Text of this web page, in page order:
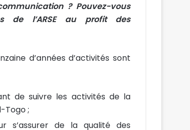
? Pouvez-vous
de l’ARSE au profit des
d’années d’activités sont
de suivre les activités de la
Togo ;
s’assurer de la qualité des